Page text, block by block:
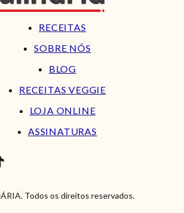
RECEITAS
SOBRE NÓS
BLOG
RECEITAS VEGGIE
LOJA ONLINE
ASSINATURAS
Todos os direitos reservados.